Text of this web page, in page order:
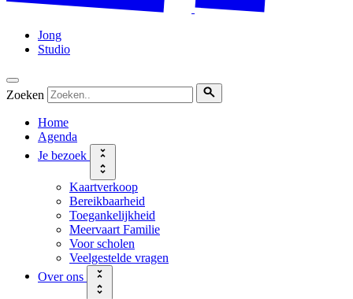
Jong
Studio
Zoeken
Home
Agenda
Je bezoek
Kaartverkoop
Bereikbaarheid
Toegankelijkheid
Meervaart Familie
Voor scholen
Veelgestelde vragen
Over ons